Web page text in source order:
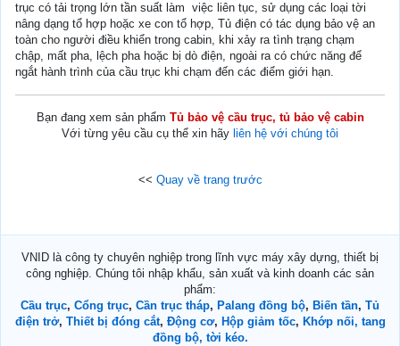
trục có tải trọng lớn tần suất làm việc liên tục, sử dụng các loại tời
nâng dạng tổ hợp hoặc xe con tổ hợp, Tủ điện có tác dụng bảo vệ an
toàn cho người điều khiển trong cabin, khi xảy ra tình trạng chạm
chập, mất pha, lệch pha hoặc bị dò điện, ngoài ra có chức năng để
ngắt hành trình của cầu trục khi chạm đến các điểm giới hạn.
Bạn đang xem sản phẩm Tủ bảo vệ cầu trục, tủ bảo vệ cabin
Với từng yêu cầu cụ thể xin hãy liên hệ với chúng tôi
<< Quay về trang trước
VNID là công ty chuyên nghiệp trong lĩnh vực máy xây dựng, thiết bị
công nghiệp. Chúng tôi nhập khẩu, sản xuất và kinh doanh các sản
phẩm:
Cầu trục, Cổng trục, Cần trục tháp, Palang đồng bộ, Biến tần, Tủ
điện trở, Thiết bị đóng cắt, Động cơ, Hộp giảm tốc, Khớp nối, tang
đồng bộ, tời kéo.